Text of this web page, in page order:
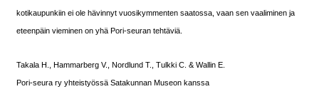
kotikaupunkiin ei ole hävinnyt vuosikymmenten saatossa, vaan sen vaaliminen ja
eteenpäin vieminen on yhä Pori-seuran tehtäviä.
Takala H., Hammarberg V., Nordlund T., Tulkki C. & Wallin E.
Pori-seura ry yhteistyössä Satakunnan Museon kanssa